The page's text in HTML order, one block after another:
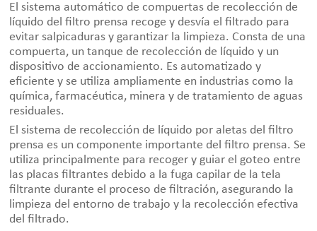
El sistema automático de compuertas de recolección de
líquido del filtro prensa recoge y desvía el filtrado para
evitar salpicaduras y garantizar la limpieza. Consta de una
compuerta, un tanque de recolección de líquido y un
dispositivo de accionamiento. Es automatizado y
eficiente y se utiliza ampliamente en industrias como la
química, farmacéutica, minera y de tratamiento de aguas
residuales.
El sistema de recolección de líquido por aletas del filtro
prensa es un componente importante del filtro prensa. Se
utiliza principalmente para recoger y guiar el goteo entre
las placas filtrantes debido a la fuga capilar de la tela
filtrante durante el proceso de filtración, asegurando la
limpieza del entorno de trabajo y la recolección efectiva
del filtrado.